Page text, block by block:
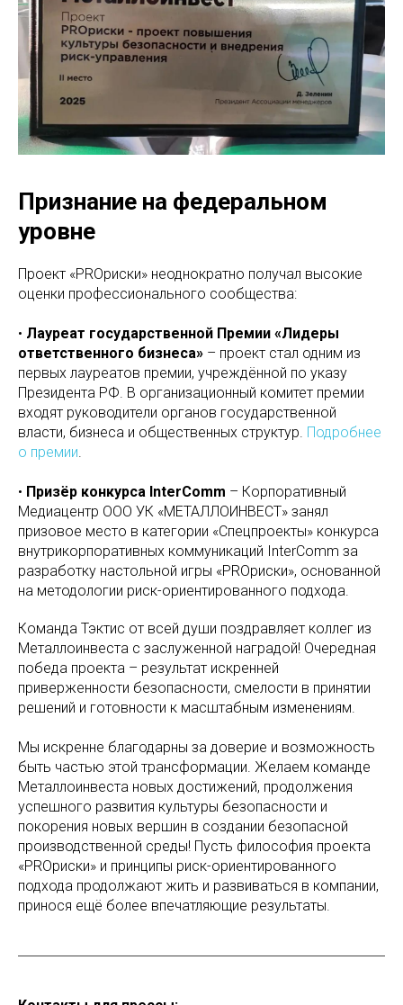
Признание на федеральном
уровне
Проект «PROриски» неоднократно получал высокие
оценки профессионального сообщества:
• Лауреат государственной Премии «Лидеры
ответственного бизнеса» – проект стал одним из
первых лауреатов премии, учреждённой по указу
Президента РФ. В организационный комитет премии
входят руководители органов государственной
власти, бизнеса и общественных структур. Подробнее
о премии
• Призёр конкурса InterComm – Корпоративный
Медиацентр ООО УК «МЕТАЛЛОИНВЕСТ» занял
призовое место в категории «Спецпроекты» конкурса
внутрикорпоративных коммуникаций InterComm за
разработку настольной игры «PROриски», основанной
на методологии риск-ориентированного подхода.
Команда Тэктис от всей души поздравляет коллег из
Металлоинвеста с заслуженной наградой! Очередная
победа проекта – результат искренней
приверженности безопасности, смелости в принятии
решений и готовности к масштабным изменениям.
Мы искренне благодарны за доверие и возможность
быть частью этой трансформации. Желаем команде
Металлоинвеста новых достижений, продолжения
успешного развития культуры безопасности и
покорения новых вершин в создании безопасной
производственной среды! Пусть философия проекта
«PROриски» и принципы риск-ориентированного
подхода продолжают жить и развиваться в компании,
принося ещё более впечатляющие результаты.